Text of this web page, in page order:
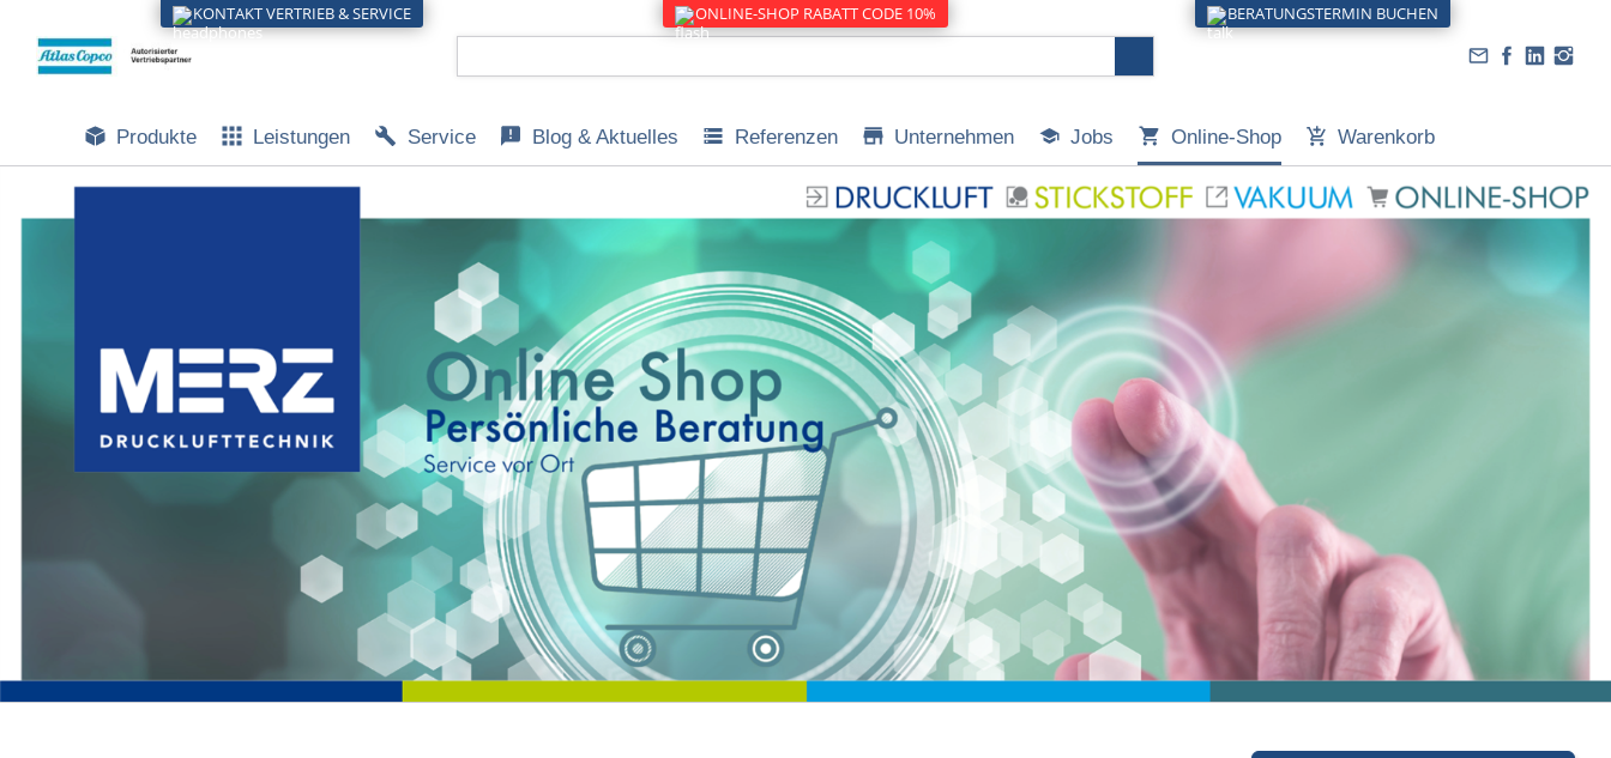
Produkte Leistungen Service Blog & Aktuelles Referenzen Unternehmen Jobs Online-Shop Warenkorb
KONTAKT VERTRIEB & SERVICE BERATUNGSTERMIN BUCHEN
ONLINE-SHOP RABATT CODE 10%